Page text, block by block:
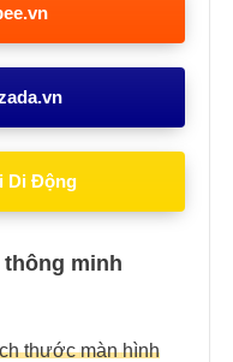
Di Động
minh
thước màn hình